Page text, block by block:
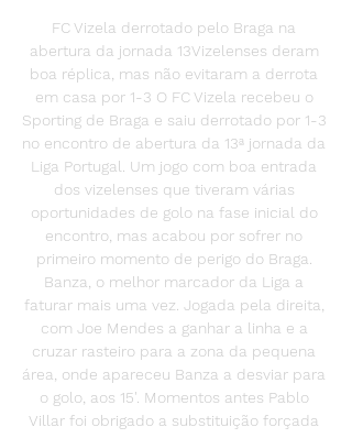
FC Vizela derrotado pelo Braga na
abertura da jornada 13Vizelenses deram
boa réplica, mas não evitaram a derrota
em casa por 1-3 O FC Vizela recebeu o
Sporting de Braga e saiu derrotado por 1-3
no encontro de abertura da 13ª jornada da
Liga Portugal. Um jogo com boa entrada
dos vizelenses que tiveram várias
oportunidades de golo na fase inicial do
encontro, mas acabou por sofrer no
primeiro momento de perigo do Braga.
Banza, o melhor marcador da Liga a
faturar mais uma vez. Jogada pela direita,
com Joe Mendes a ganhar a linha e a
cruzar rasteiro para a zona da pequena
área, onde apareceu Banza a desviar para
o golo, aos 15'. Momentos antes Pablo
Villar foi obrigado a substituição forçada